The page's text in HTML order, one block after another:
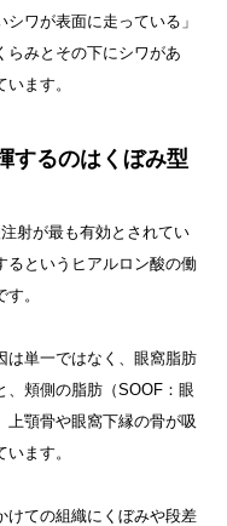
ワが表面に走っている」
らみとその下にシワがあ
ます。
するのはくぼみ型
射が最も有効とされてい
るというヒアルロン酸の働
。
は単一ではなく、眼窩脂肪
、頬側の脂肪（SOOF：眼
上顎骨や眼窩下縁の骨が吸
ます。
けての組織にくぼみや段差